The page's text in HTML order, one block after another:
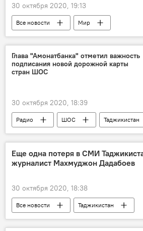
30 октября 2020, 19:13
Все новости
Мир
Здравоохранение
коронавирус
Коронавирус: опасное заболевание в
Глава "Амонатбанка" отметил важность
подписания новой дорожной карты
стран ШОС
30 октября 2020, 18:39
Радио ШОС
Таджикистан
банк
Еще одна потеря в СМИ
журналист Махмуджон Дадабоев
30 октября 2020, 18:38
Все новости
Таджикистан
Происшествия, ЧП, криминал